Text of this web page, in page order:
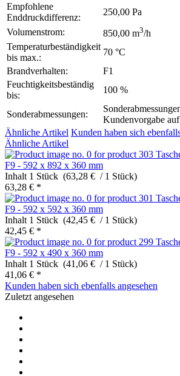
Empfohlene
Enddruckdifferenz:
250,00 Pa
Volumenstrom:
850,00 m3/h
Temperaturbeständigkeit
bis max.:
70 °C
Brandverhalten:
F1
Feuchtigkeitsbeständig
bis:
100 %
Sonderabmessungen:
Kundenvorgabe
Ähnliche Artikel Kunden haben sich
Ähnliche Artikel
F9 - 592 x 892 x 360 mm
Inhalt 1 Stück (63,28 € / 1 Stück)
63,28 € *
F9 - 592 x 592 x 360 mm
Inhalt 1 Stück (42,45 € / 1 Stück)
42,45 € *
F9 - 592 x 490 x 360 mm
Inhalt 1 Stück (41,06 € / 1 Stück)
41,06 € *
Kunden haben sich ebenfalls angesehen
Zuletzt angesehen